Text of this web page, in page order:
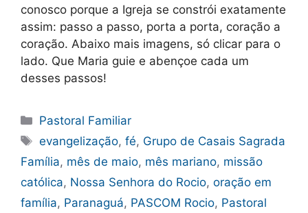
conosco porque a Igreja se constrói exatamente
assim: passo a passo, porta a porta, coração a
coração. Abaixo mais imagens, só clicar para o
lado. Que Maria guie e abençoe cada um
desses passos!
Categorias
Pastoral Familiar
Tags
evangelização,fé, Grupo de Casais Sagrada
Família, mês de maio, mês mariano, missão
católica, Nossa Senhora do Rocio, oração em
família, Paranaguá, PASCOM Rocio, Pastoral